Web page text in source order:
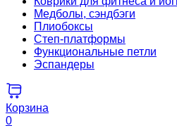
Медболы, сэндбэги
Плиобоксы
Степ-платформы
Функциональные петли
Эспандеры
Корзина
0